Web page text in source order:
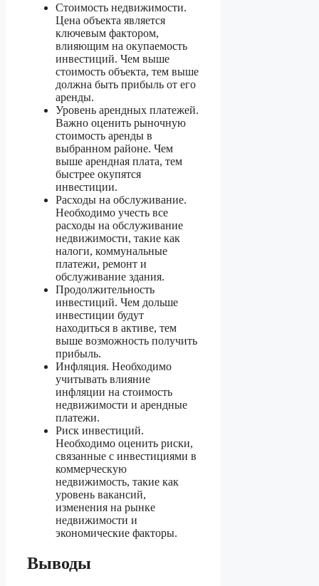
Стоимость недвижимости.
Цена объекта является
ключевым фактором,
влияющим на окупаемость
инвестиций. Чем выше
стоимость объекта, тем выше
должна быть прибыль от его
аренды.
Уровень арендных платежей.
Важно оценить рыночную
стоимость аренды в
выбранном районе. Чем
выше арендная плата, тем
быстрее окупятся
инвестиции.
Расходы на обслуживание.
Необходимо учесть все
расходы на обслуживание
недвижимости, такие как
налоги, коммунальные
платежи, ремонт и
обслуживание здания.
Продолжительность
инвестиций. Чем дольше
инвестиции будут
находиться в активе, тем
выше возможность получить
прибыль.
Инфляция. Необходимо
учитывать влияние
инфляции на стоимость
недвижимости и арендные
платежи.
Риск инвестиций.
Необходимо оценить риски,
связанные с инвестициями в
коммерческую
недвижимость, такие как
уровень вакансий,
изменения на рынке
недвижимости и
экономические факторы.
Выводы